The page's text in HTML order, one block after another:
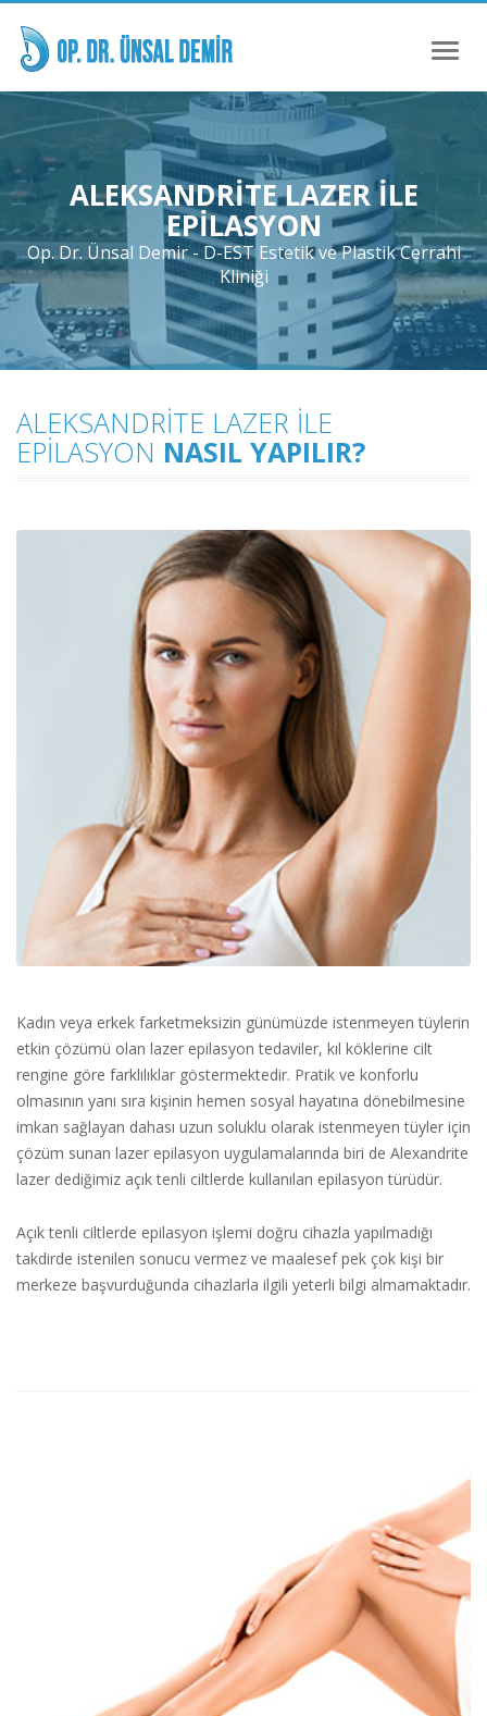
Toggle
ALEKSANDRITE LAZER ILE
EPILASYON
Op. Dr. Ünsal Demir - D-EST Estetik ve Plastik Cerrahi
Kliniği
ALEKSANDRITE LAZER ILE
EPILASYON NASIL YAPILIR?
Kadın veya erkek farketmeksizin günümüzde istenmeyen tüylerin
etkin çözümü olan lazer epilasyon tedaviler, kıl köklerine cilt
rengine göre farklılıklar göstermektedir. Pratik ve konforlu
olmasının yanı sıra kişinin hemen sosyal hayatına dönebilmesine
imkan sağlayan dahası uzun soluklu olarak istenmeyen tüyler için
çözüm sunan lazer epilasyon uygulamalarında biri de Alexandrite
lazer dediğimiz açık tenli ciltlerde kullanılan epilasyon türüdür.
Açık tenli ciltlerde epilasyon işlemi doğru cihazla yapılmadığı
takdirde istenilen sonucu vermez ve maalesef pek çok kişi bir
merkeze başvurduğunda cihazlarla ilgili yeterli bilgi almamaktadır.